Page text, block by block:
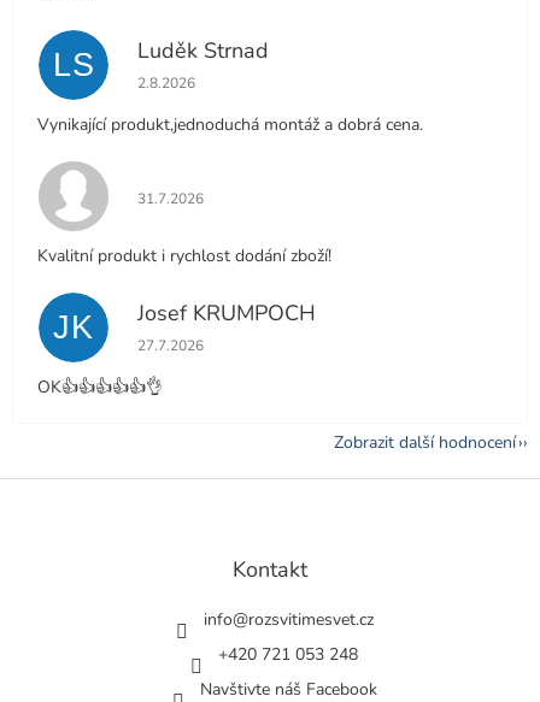
LS Luděk Strnad
Hodnocení obchodu je 5 z 5 hvězdiček.
2.8.2026
Vynikající produkt,jednoduchá montáž a dobrá cena.
Hodnocení obchodu je 5 z 5 hvězdiček.
31.7.2026
Kvalitní produkt i rychlost dodání zboží!
JK Josef KRUMPOCH
Hodnocení obchodu je 5 z 5 hvězdiček.
27.7.2026
OK👍👍👍👍👍👌
Zobrazit další hodnocení
Z
Kontakt
info@rozsvitimesvet.cz
+420 721 053 248
Navštivte náš Facebook